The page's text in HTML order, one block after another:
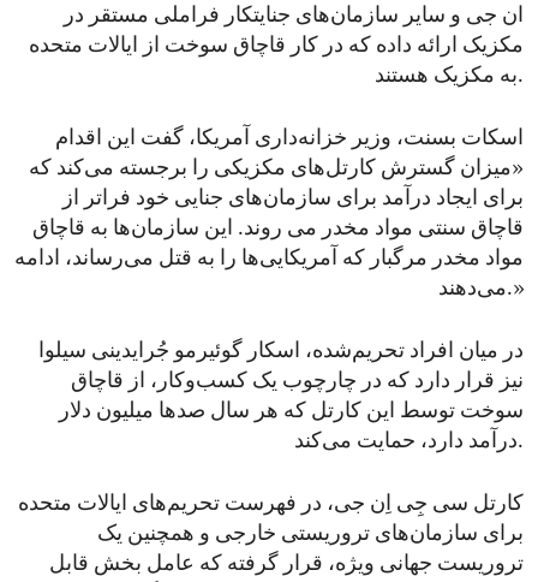
ان جی و سایر سازمان‌های جنایتکار فراملی مستقر در
مکزیک ارائه داده که در کار قاچاق سوخت از ایالات متحده
به مکزیک هستند.
اسکات بسنت، وزیر خزانه‌داری آمریکا، گفت این اقدام
«میزان گسترش کارتل‌های مکزیکی را برجسته می‌کند که
برای ایجاد درآمد برای سازمان‌های جنایی خود فراتر از
قاچاق سنتی مواد مخدر می روند. این سازمان‌ها به قاچاق
مواد مخدر مرگبار که آمریکایی‌ها را به قتل می‌رساند، ادامه
می‌دهند.»
در میان افراد تحریم‌شده، اسکار گوئیرمو جُرایدینی سیلوا
نیز قرار دارد که در چارچوب یک کسب‌و‌کار، از قاچاق
سوخت توسط این کارتل که هر سال صدها میلیون دلار
درآمد دارد، حمایت می‌کند.
کارتل سی جِی اِن جی، در فهرست تحریم‌های ایالات متحده
برای سازمان‌های تروریستی خارجی و همچنین یک
تروریست جهانی ویژه، قرار گرفته که عامل بخش قابل